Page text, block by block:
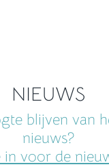
NIEUWS
blijven van
nieuws?
in voor de